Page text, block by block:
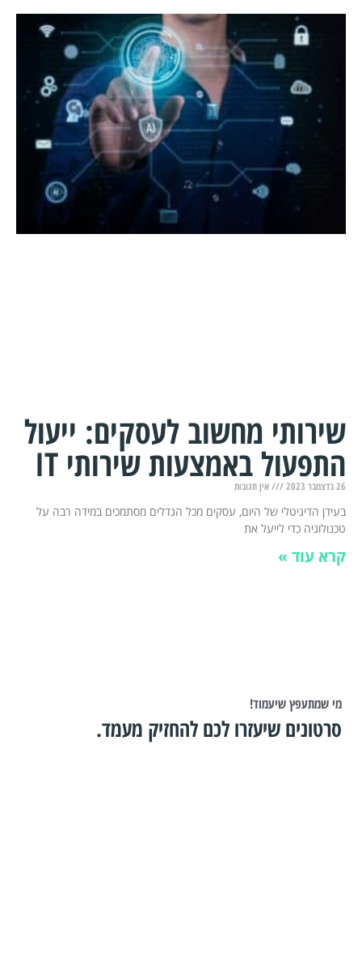
שירותי מחשוב לעסקים: ייעול
התפעול באמצעות שירותי IT
26 בדצמבר 2023 אין תגובות
בעידן הדיגיטלי של היום, עסקים מכל הגדלים מסתמכים במידה רבה על
טכנולוגיה כדי לייעל את
קרא עוד »
מי שמתעפץ שיעמוד!
סרטונים שיעזרו לכם להחזיק מעמד.